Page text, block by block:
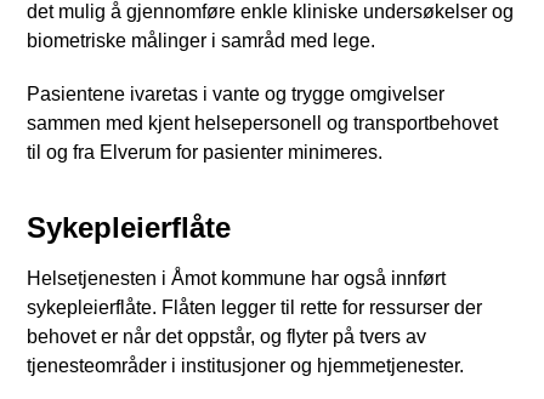
det mulig å gjennomføre enkle kliniske undersøkelser og
biometriske målinger i samråd med lege.
Pasientene ivaretas i vante og trygge omgivelser
sammen med kjent helsepersonell og transportbehovet
til og fra Elverum for pasienter minimeres.
Sykepleierflåte
Helsetjenesten i Åmot kommune har også innført
sykepleierflåte. Flåten legger til rette for ressurser der
behovet er når det oppstår, og flyter på tvers av
tjenesteområder i institusjoner og hjemmetjenester.